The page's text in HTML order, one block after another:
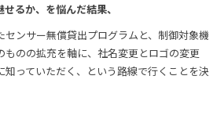
るか、を悩んだ結果、
ンサー無償貸出プログラムと、制御対象機
ものの拡充を軸に、社名変更とロゴの変更
知っていただく、という路線で行くことを決